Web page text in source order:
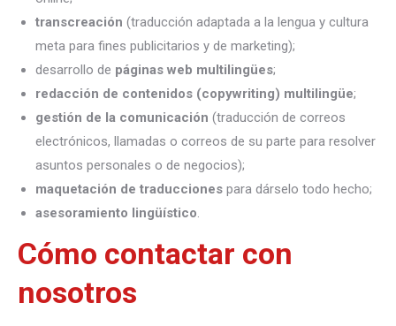
transcreación (traducción adaptada a la lengua y cultura
meta para fines publicitarios y de marketing);
desarrollo de páginas web multilingües;
redacción de contenidos (copywriting) multilingüe;
gestión de la comunicación (traducción de correos
electrónicos, llamadas o correos de su parte para resolver
asuntos personales o de negocios);
maquetación de traducciones para dárselo todo hecho;
asesoramiento lingüístico.
Cómo contactar con
nosotros